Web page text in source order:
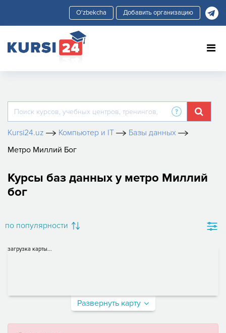
Добавить организацию
Kursi24.uz Компьютер и IT
Базы данных
Метро Миллий Бог
Курсы баз данных у метро Миллий
бог
по популярности
загрузка карты...
Развернуть карту